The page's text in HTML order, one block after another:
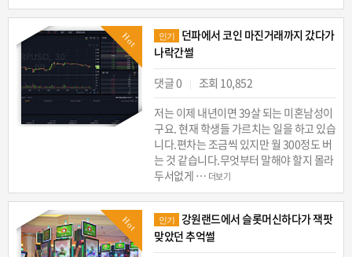
Hot 인기
던파에서 코인 마진거래까지 갔다가
나락간썰
댓글 0
|
조회 10,852
저는 이제 내년이면 39살 되는 미혼남성이
구요. 현재 학생들 가르치는 일을 하고 있습
니다.편차는 조금씩 있지만 월 300정도 버
는 것 같습니다.무엇부터 말해야 할지 몰라
두서없게 … 더보기
Hot 인기
강원랜드에서 슬롯머신하다가 잭팟
맞았던 추억썰